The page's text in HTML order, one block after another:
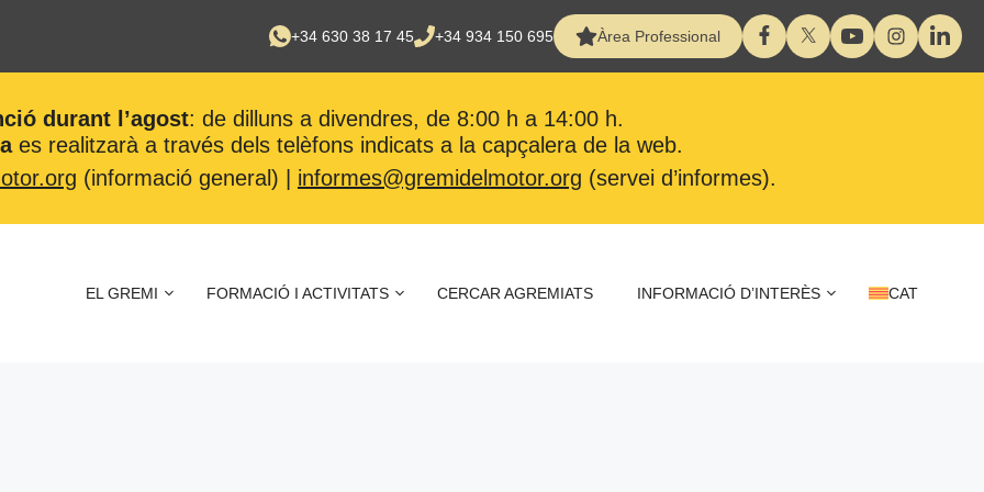
+34 630 38 17 45 +34 934 150 695 Àrea Professional
durant l’agost: de dilluns a divendres, de 8:00 h a 14:00 h.
es realitzarà a través dels telèfons indicats a la capçalera de la web.
(informació general) | informes@gremidelmotor.org (servei d’informes).
EL GREMI FORMACIÓ I ACTIVITATS CERCAR AGREMIATS INFORMACIÓ D’INTERÈS CAT